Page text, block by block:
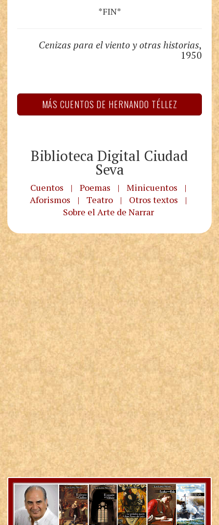
*FIN*
Cenizas para el viento y otras historias,
1950
MÁS CUENTOS DE HERNANDO TÉLLEZ
Biblioteca Digital Ciudad
Seva
Cuentos | Poemas | Minicuentos
|
Aforismos
| Teatro | Otros textos
|
Sobre el Arte de Narrar